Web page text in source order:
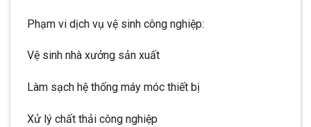
Phạm vi dịch vụ vệ sinh công nghiệp:
Vệ sinh nhà xưởng sản xuất
Làm sạch hệ thống máy móc thiết bị
Xử lý chất thải công nghiệp